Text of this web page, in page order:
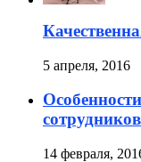
5 апреля, 2016
сотрудников
14 февраля,